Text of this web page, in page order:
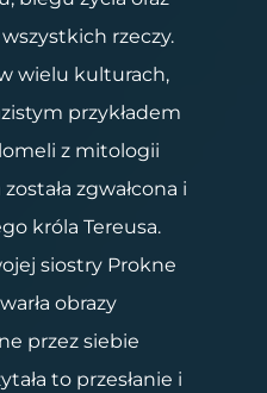
rzeczy.
wielu kulturach,
przykładem
z mitologii
zgwałcona i
króla Tereusa.
siostry Prokne
obrazy
przez siebie
to przesłanie i